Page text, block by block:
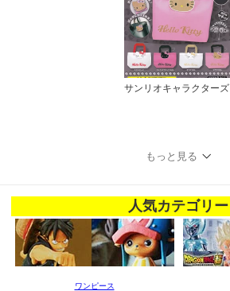
サンリオキャラクターズ
もっと見る
人気カテゴリー
ワンピース